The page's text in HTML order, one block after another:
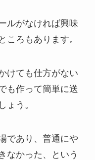
ルがなければ興味
ころもあります。
けても仕方がない
も作って簡単に送
ょう。
であり、普通にや
なかった、という